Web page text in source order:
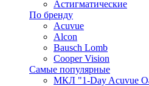
Астигматические
По бренду
Acuvue
Alcon
Bausch Lomb
Cooper Vision
Самые популярные
МКЛ "1-Day Acuvue